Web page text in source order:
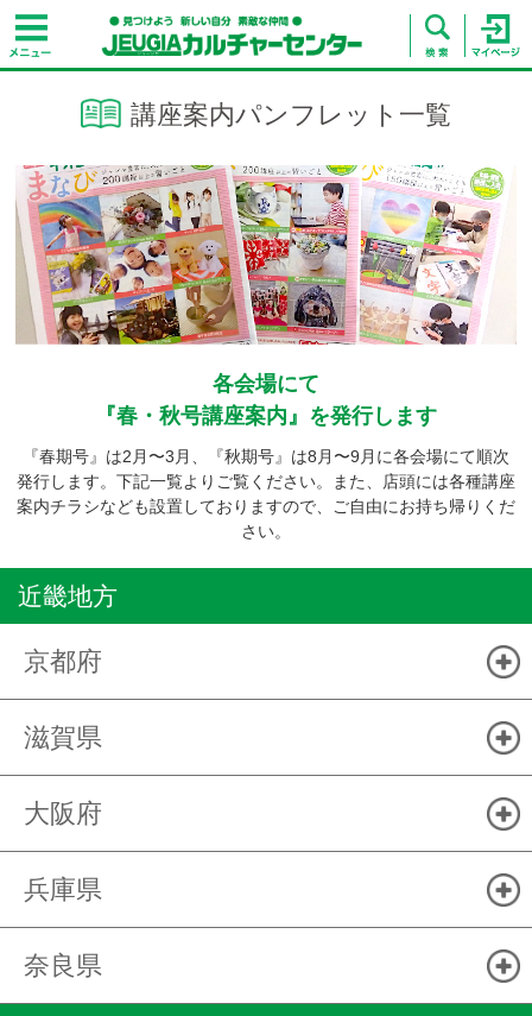
講座案内パンフレット一覧
各会場にて
『春・秋号講座案内』を発行します
『春期号』は2月〜3月、『秋期号』は8月〜9月に各会場にて順次
発行します。下記一覧よりご覧ください。また、店頭には各種講座
案内チラシなども設置しておりますので、ご自由にお持ち帰りくだ
さい。
近畿地方
京都府
滋賀県
大阪府
兵庫県
奈良県